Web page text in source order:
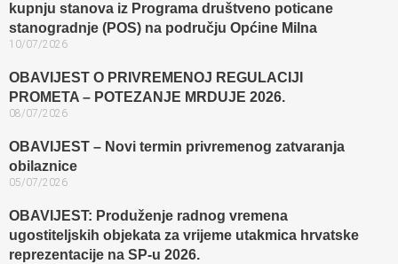
kupnju stanova iz Programa društveno poticane
stanogradnje (POS) na području Općine Milna
10/07/2026
OBAVIJEST O PRIVREMENOJ REGULACIJI
PROMETA – POTEZANJE MRDUJE 2026.
08/07/2026
OBAVIJEST – Novi termin privremenog zatvaranja
obilaznice​
05/07/2026
OBAVIJEST: Produženje radnog vremena
ugostiteljskih objekata za vrijeme utakmica hrvatske
reprezentacije na SP-u 2026.